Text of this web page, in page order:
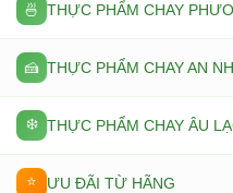
🍜 THỰC PHẨM CHAY
🍰 THỰC PHẨM CHAY AN
❄️ THỰC PHẨM CHAY ÂU
⭐ ƯU ĐÃI TỪ HÃNG